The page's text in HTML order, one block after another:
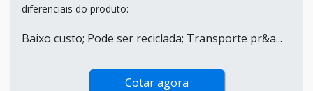
diferenciais do produto:
Baixo custo; Pode ser reciclada; Transporte pr&a...
Cotar agora